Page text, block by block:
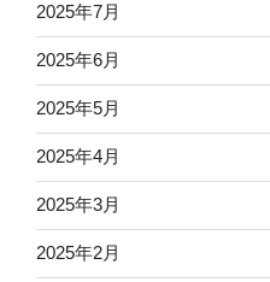
2025年7月
2025年6月
2025年5月
2025年4月
2025年3月
2025年2月